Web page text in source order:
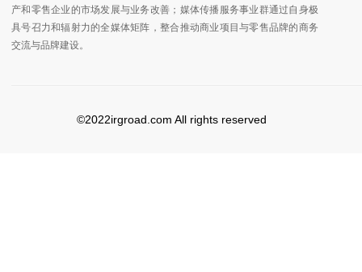
产和零售企业的市场发展与业务改善；媒体传播服务事业群通过自身极
具号召力和辐射力的全媒体矩阵，整合推动商业项目与零售品牌的商务
交流与品牌建设。
©2022irgroad.com All rights reserved